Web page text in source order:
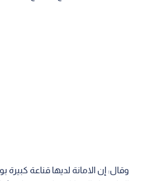
وقال: إن الامانة لديها قناعة